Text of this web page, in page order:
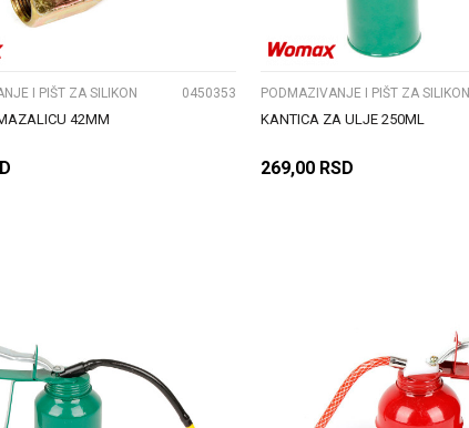
I PIŠT ZA SILIKON 0450353
42MM
PODMAZIVANJE I PIŠT ZA SILIKON
KANTICA ZA ULJE 250ML
269,00 RSD
UPOREDI UPOREDI